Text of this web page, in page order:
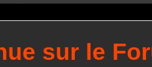
sur le